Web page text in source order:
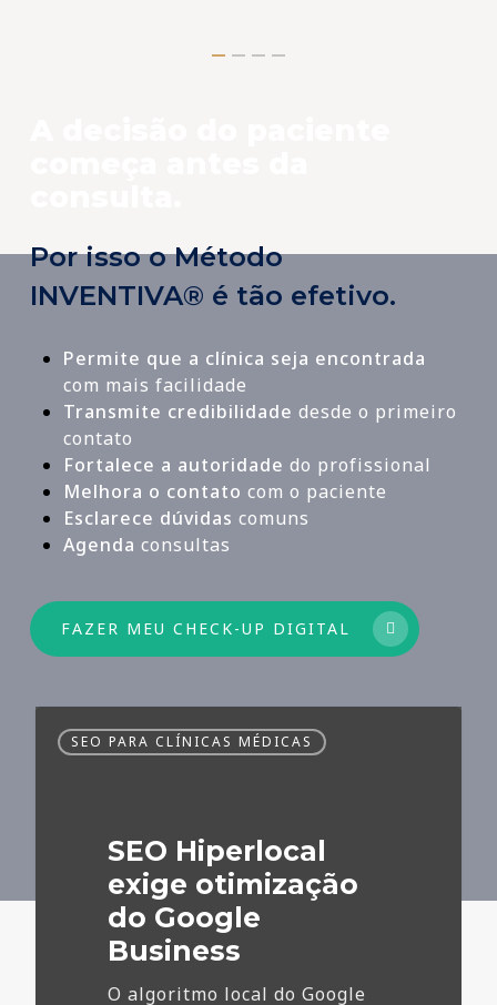
Por isso o Método
INVENTIVA® é tão efetivo.
Permite que a clínica seja encontrada
com mais facilidade
Transmite credibilidade desde o primeiro
contato
Fortalece a autoridade do profissional
Melhora o contato com o paciente
Esclarece dúvidas comuns
Agenda consultas
FAZER MEU CHECK-UP DIGITAL
Hiperlocal
Business
SEO PARA CLÍNICAS MÉDICAS
SEO Hiperlocal
exige otimização
do Google
Business
O algoritmo local do Google